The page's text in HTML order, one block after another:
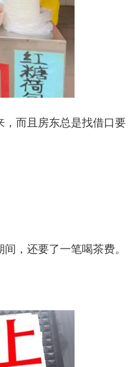
，而且房东总是找借口要
，还要了一笔喝茶费。